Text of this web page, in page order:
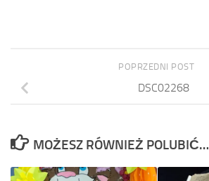
POPRZEDNI POST
DSC02268
MOŻESZ RÓWNIEŻ POLUBIĆ…